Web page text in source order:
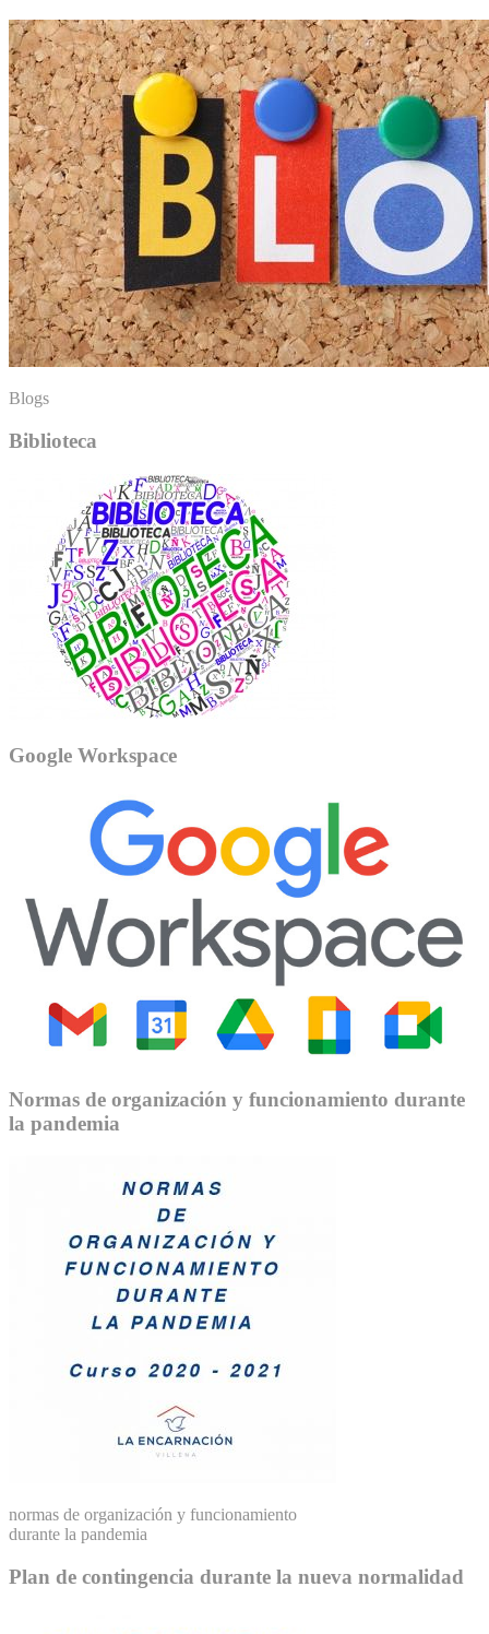
Blogs
Biblioteca
Google Workspace
Normas de organización y funcionamiento durante
la pandemia
normas de organización y funcionamiento
durante la pandemia
Plan de contingencia durante la nueva normalidad